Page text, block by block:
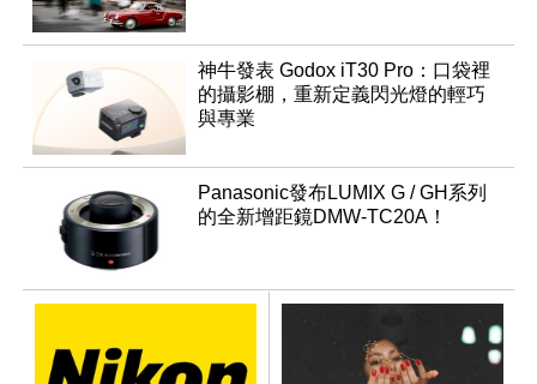
神牛發表 Godox iT30 Pro：口袋裡
的攝影棚，重新定義閃光燈的輕巧
與專業
Panasonic發布LUMIX G / GH系列
的全新增距鏡DMW-TC20A！